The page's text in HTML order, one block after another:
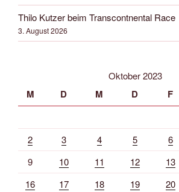
Thilo Kutzer beim Transcontnental Race
3. August 2026
Oktober 2023
M D M D F
2
3 4 5 6
9
10 11 12 13
16
17 18 19 20